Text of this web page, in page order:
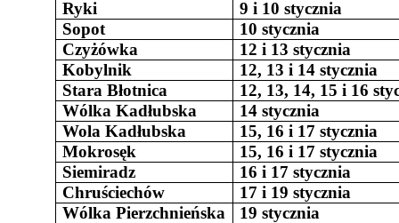
Ryki
9 i 10 stycznia
Sopot
10 stycznia
Czyżówka
12 i 13 stycznia
Kobylnik
12, 13 i 14 stycznia
Stara Błotnica
12, 13, 14, 15 i 16
Wólka Kadłubska
14 stycznia
Wola Kadłubska
15, 16 i 17 stycznia
Mokrosęk
15, 16 i 17 stycznia
Siemiradz
16 i 17 stycznia
Chruściechów
17 i 19 stycznia
Wólka Pierzchnieńska
19 stycznia